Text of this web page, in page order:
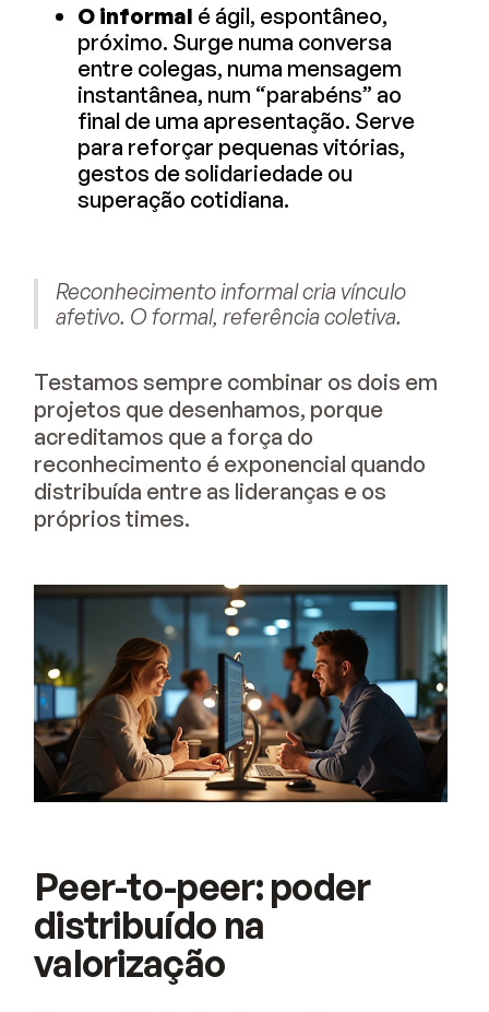
O informal é ágil, espontâneo,
próximo. Surge numa conversa
entre colegas, numa mensagem
instantânea, num “parabéns” ao
final de uma apresentação. Serve
para reforçar pequenas vitórias,
gestos de solidariedade ou
superação cotidiana.
Reconhecimento informal cria vínculo
afetivo. O formal, referência coletiva.
Testamos sempre combinar os dois em
projetos que desenhamos, porque
acreditamos que a força do
reconhecimento é exponencial quando
distribuída entre as lideranças e os
próprios times.
Peer-to-peer: poder
distribuído na
valorização